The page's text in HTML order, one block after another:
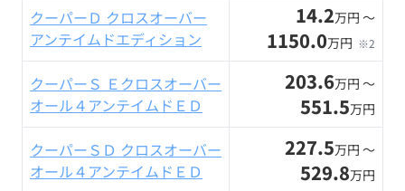
クーパーＤ クロスオーバー
アンテイムドエディション
14.2万円 〜
1150.0万円 ※2
クーパーＳ Ｅクロスオーバー
オール４アンテイムドＥＤ
203.6万円 〜
551.5万円
クーパーＳＤ クロスオーバー
オール４アンテイムドＥＤ
227.5万円 〜
529.8万円